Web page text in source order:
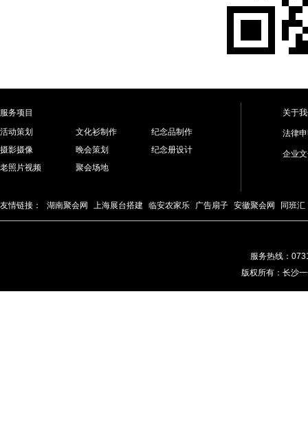
服务项目
活动策划
文化衫制作
纪念品制作
摄影摄像
晚会策划
纪念册设计
老照片视频
聚会场地
关于
法律
企业
友情链接： 湖南聚会网 上海展台搭建 临安农家乐 广告扇子 安徽聚会网 同班汇
服务热线：
版权所有：长沙